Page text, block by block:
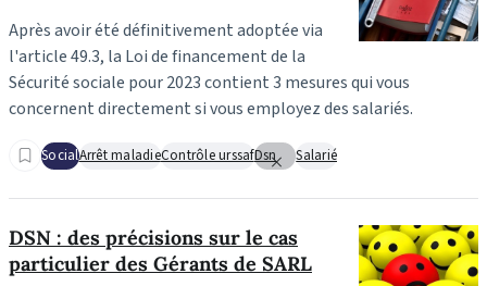
Après avoir été définitivement adoptée via
l'article 49.3, la Loi de financement de la
Sécurité sociale pour 2023 contient 3 mesures qui vous
concernent directement si vous employez des salariés.
SocialArrêt maladieContrôle urssafDsn Salarié
DSN : des précisions sur le cas
particulier des Gérants de SARL